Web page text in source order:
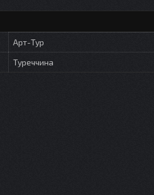
Арт-Тур
Туреччина